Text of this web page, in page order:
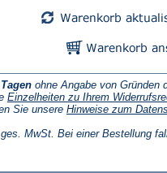
ohne Angabe von Gründen
Einzelheiten zu Ihrem
Sie unsere Hinweise zum
MwSt. Bei einer Bestellung